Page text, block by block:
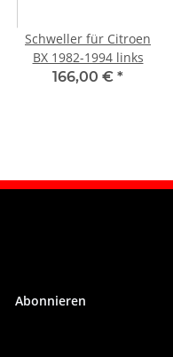
Schweller für Citroen
BX 1982-1994 links
166,00 € *
Abonnieren